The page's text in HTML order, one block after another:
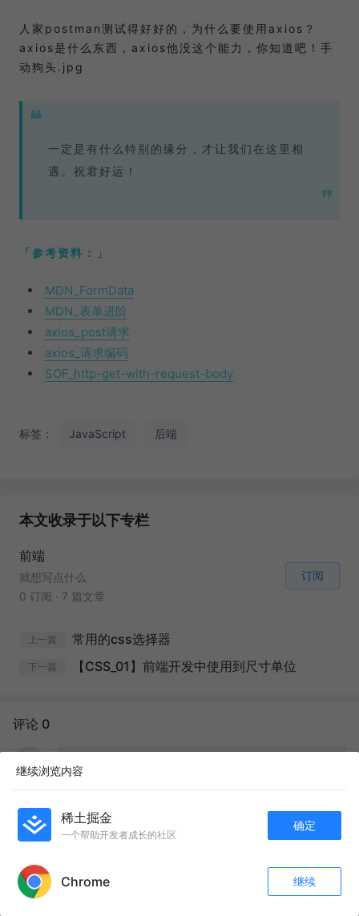
人家postman测试得好好的，为什么要使用axios？
axios是什么东西，axios他没这个能力，你知道吧！手
动狗头.jpg
一定是有什么特别的缘分，才让我们在这里相
遇。祝君好运！
参考资料：
MDN_FormData
MDN_表单进阶
axios_post请求
axios_请求编码
SOF_http-get-with-request-body
标签： JavaScript 后端
本文收录于以下专栏
前端
就想写点什么
0 订阅 · 7 篇文章
订阅
上一篇 常用的css选择器
下一篇 【CSS_01】前端开发中使用到尺寸单位
评论 0
15
继续浏览内容
稀土掘金
一个帮助开发者成长的社区
确定
Chrome 继续